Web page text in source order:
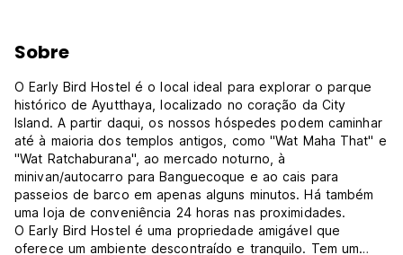
Sobre
O Early Bird Hostel é o local ideal para explorar o parque
histórico de Ayutthaya, localizado no coração da City
Island. A partir daqui, os nossos hóspedes podem caminhar
até à maioria dos templos antigos, como "Wat Maha That" e
"Wat Ratchaburana", ao mercado noturno, à
minivan/autocarro para Banguecoque e ao cais para
passeios de barco em apenas alguns minutos. Há também
uma loja de conveniência 24 horas nas proximidades.
O Early Bird Hostel é uma propriedade amigável que
oferece um ambiente descontraído e tranquilo. Tem um